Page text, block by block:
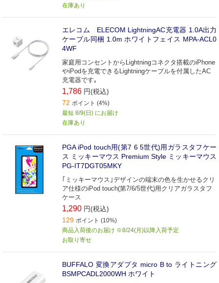
在庫あり
エレコム ELECOM LightningAC充電器 1.0A出力
ケーブル同梱 1.0m ホワイトフェイス MPA-ACL0
4WF
家庭用コンセントからLightningコネクタ搭載のiPhone
やiPodを充電できるLightningケーブルを付属したAC
充電器です｡
1,786 円(税込)
72 ポイント (4%)
最短 8/9(日) にお届け
在庫あり
PGA iPod touch用(第7 6 5世代)用ガラスタフケー
ス ミッキーマウス Premium Style ミッキーマウス
PG-IT7DGT05MKY
｢ミッキーマウス｣デザインの端末の色を生かせるクリ
ア仕様のiPod touch(第7/6/5世代)用クリアガラスタフ
ケース
1,290 円(税込)
129 ポイント (10%)
商品入荷後のお届け ※8/24(月)以降入荷予定
お取り寄せ
BUFFALO 変換アダプタ micro B to ライトニング
BSMPCADL2000WH ホワイト